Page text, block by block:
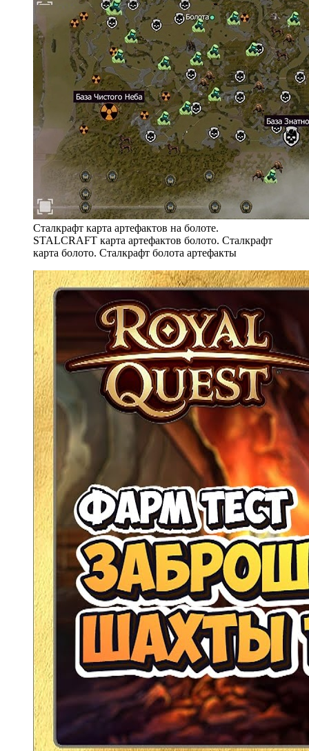
Сталкрафт карта артефактов на болоте.
STALCRAFT карта артефактов болото. Сталкрафт
карта болото. Сталкрафт болота артефакты